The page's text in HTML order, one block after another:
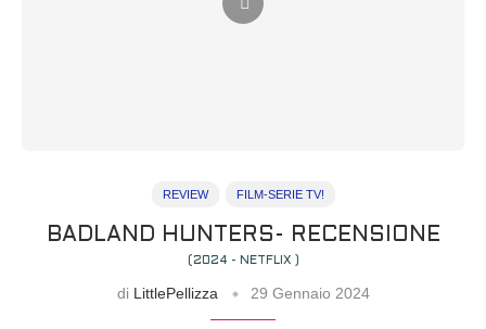
REVIEW FILM-SERIE TV!
BADLAND HUNTERS- RECENSIONE
(2024 - NETFLIX )
di LittlePellizza 29 Gennaio 2024